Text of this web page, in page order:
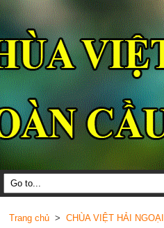
Trang chủ> CHÙA VIỆT HẢI NGOẠI